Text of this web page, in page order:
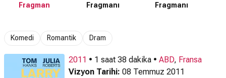
Fragman
Fragmanı
Fragmanı
Komedi Romantik Dram
2011 • 1 saat 38 dakika • ABD, Fransa
Vizyon Tarihi: 08 Temmuz 2011